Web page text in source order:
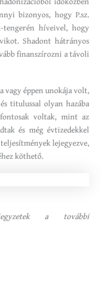
bizonyos, hogy P.sz.
tengerén híveivel, hogy
Shadont hátrányos
finanszírozni a távoli
vagy éppen unokája volt,
titulussal olyan hazába
voltak, mint az
és még évtizedekkel
lejegyezve,
köthető.
a további